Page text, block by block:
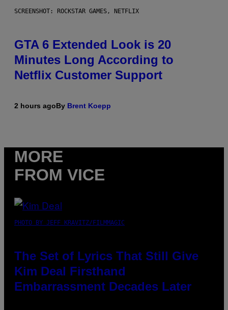
SCREENSHOT: ROCKSTAR GAMES, NETFLIX
GTA 6 Extended Look is 20
Minutes Long According to
Netflix Customer Support
2 hours agoBy Brent Koepp
MORE
FROM VICE
PHOTO BY JEFF KRAVITZ/FILMMAGIC
The Set of Lyrics That Still Give
Kim Deal Firsthand
Embarrassment Decades Later